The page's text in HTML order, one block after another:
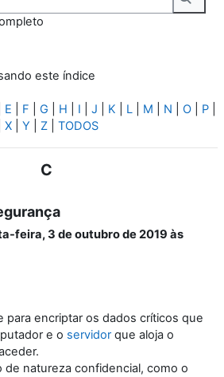
este índice
E F G H I J K L M N O P
X Y Z TODOS
C
feira, 3 de outubro de 2019 às
para encriptar os dados críticos que
e o servidorque aloja o
de natureza confidencial, como o